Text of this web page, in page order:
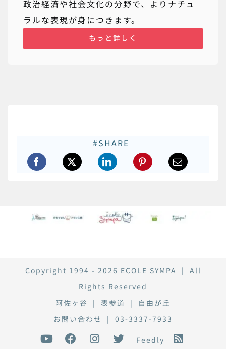
政治経済や社会文化の分野で、よりナチュ
ラルな表現が身につきます。
もっと詳しく
#SHARE
Copyright 1994 - 2026 ECOLE SYMPA
| All
Rights Reserved
阿佐ヶ谷 | 表参道 | 自由が丘
お問い合わせ
| 03-3337-7933
Feedly